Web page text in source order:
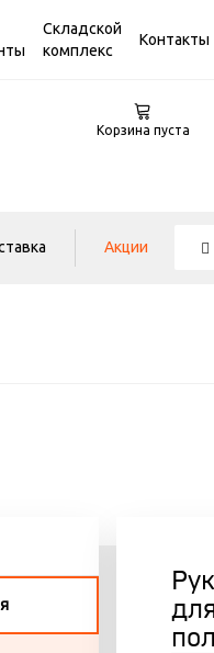
Складской
комплекс
Контакты
Корзина пуста
Акции